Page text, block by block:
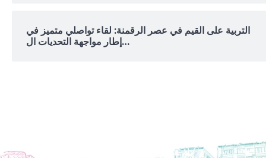
التربية على القيم في عصر الرقمنة: لقاء تواصلي متميز في
إطار مواجهة التحديات ال…